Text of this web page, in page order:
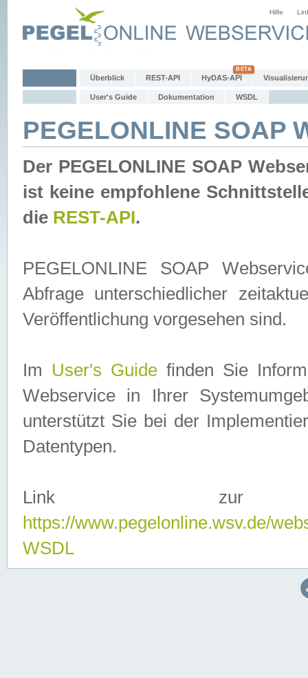
Hilfe
Überblick REST-API HyDAS-API
User's Guide Dokumentation WSDL
PEGELONLINE SOAP
Der PEGELONLINE SOAP
ist keine empfohlene
die REST-API.
PEGELONLINE SOAP
Abfrage unterschiedlicher
Veröffentlichung vorgesehen sind.
Im User's Guidefinden Sie
Webservice in Ihrer
unterstützt Sie bei der
Datentypen.
Link zur
https://www.pegelonline.wsv.de/
WSDL